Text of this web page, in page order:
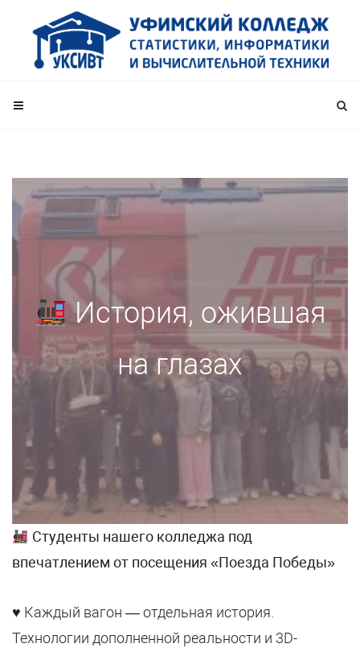
История, ожившая
на глазах
Студенты нашего колледжа под
впечатлением от посещения «Поезда Победы»
♥️ Каждый вагон — отдельная история.
Технологии дополненной реальности и 3D-